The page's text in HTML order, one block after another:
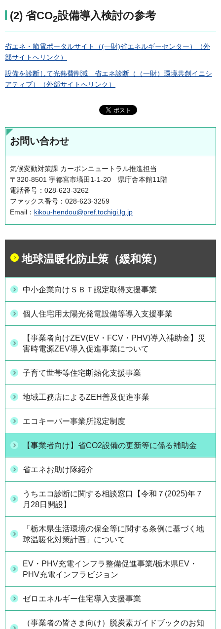
(2) 省CO2設備導入検討の参考
省エネ・節電ポータルサイト（(一財)省エネルギーセンター）（外
部サイトへリンク）
設備を診断して光熱費削減 省エネ診断（（一財）環境共創イニシ
アティブ）（外部サイトへリンク）
お問い合わせ
気候変動対策課 カーボンニュートラル推進担当
〒320-8501 宇都宮市塙田1-1-20 県庁舎本館11階
電話番号：028-623-3262
ファックス番号：028-623-3259
Email： kikou-hendou@pref.tochigi.lg.jp
地球温暖化防止策（緩和策）
中小企業向けＳＢＴ認定取得支援事業
個人住宅用太陽光発電設備等導入支援事業
【事業者向けZEV(EV・FCV・PHV)導入補助金】災
害時電源ZEV導入促進事業について
子育て世帯等住宅断熱化支援事業
地域工務店によるZEH普及促進事業
エコキーパー事業所認定制度
【事業者向け】省CO2設備の更新等に係る補助金
省エネお助け隊紹介
うちエコ診断に関する相談窓口【令和７(2025)年７
月28日開設】
「栃木県生活環境の保全等に関する条例に基づく地
球温暖化対策計画」について
EV・PHV充電インフラ整備促進事業/栃木県EV・
PHV充電インフラビジョン
ゼロエネルギー住宅導入支援事業
（事業者の皆さま向け）脱炭素ガイドブックのお知